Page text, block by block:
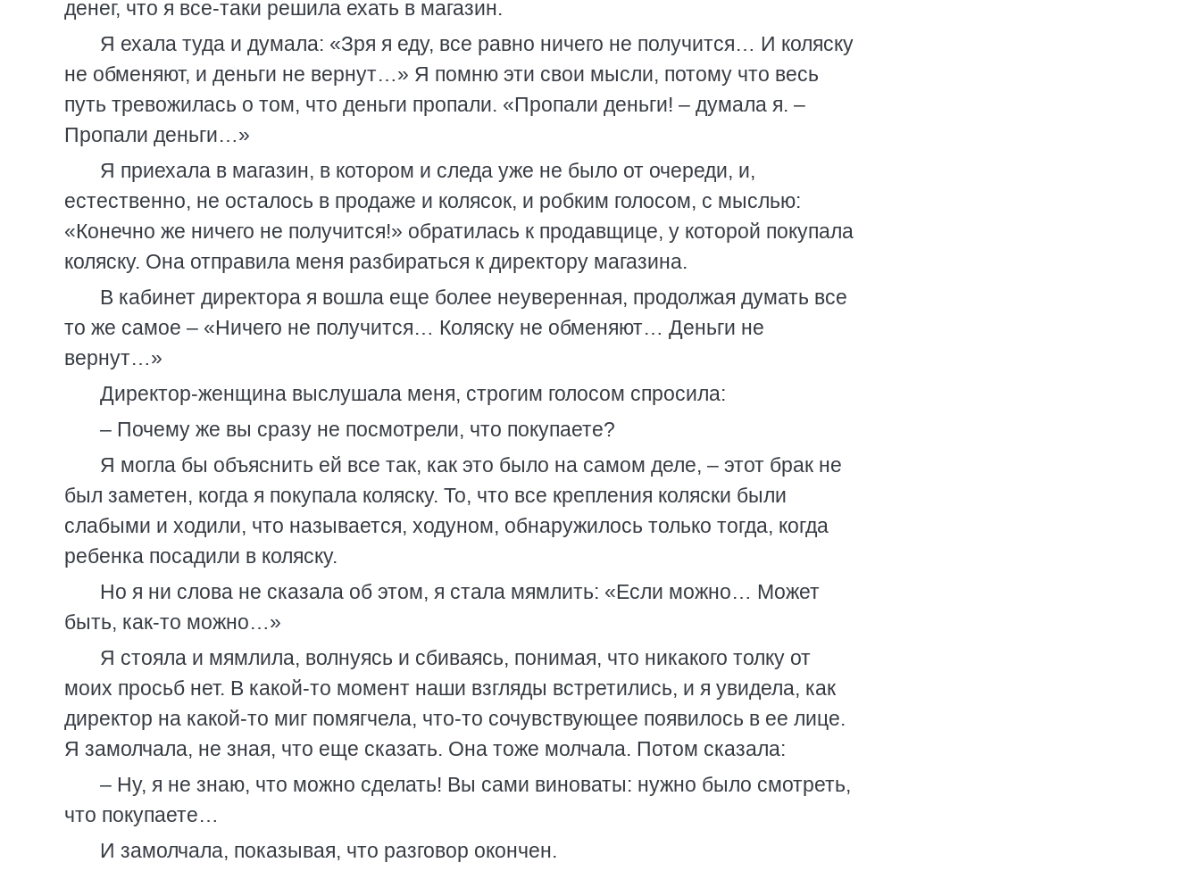
денег, что я все-таки решила ехать в магазин.
Я ехала туда и думала: «Зря я еду, все равно ничего не получится… И коляску
не обменяют, и деньги не вернут…» Я помню эти свои мысли, потому что весь
путь тревожилась о том, что деньги пропали. «Пропали деньги! – думала я. –
Пропали деньги…»
Я приехала в магазин, в котором и следа уже не было от очереди, и,
естественно, не осталось в продаже и колясок, и робким голосом, с мыслью:
«Конечно же ничего не получится!» обратилась к продавщице, у которой покупала
коляску. Она отправила меня разбираться к директору магазина.
В кабинет директора я вошла еще более неуверенная, продолжая думать все
то же самое – «Ничего не получится… Коляску не обменяют… Деньги не
вернут…»
Директор-женщина выслушала меня, строгим голосом спросила:
– Почему же вы сразу не посмотрели, что покупаете?
Я могла бы объяснить ей все так, как это было на самом деле, – этот брак не
был заметен, когда я покупала коляску. То, что все крепления коляски были
слабыми и ходили, что называется, ходуном, обнаружилось только тогда, когда
ребенка посадили в коляску.
Но я ни слова не сказала об этом, я стала мямлить: «Если можно… Может
быть, как-то можно…»
Я стояла и мямлила, волнуясь и сбиваясь, понимая, что никакого толку от
моих просьб нет. В какой-то момент наши взгляды встретились, и я увидела, как
директор на какой-то миг помягчела, что-то сочувствующее появилось в ее лице.
Я замолчала, не зная, что еще сказать. Она тоже молчала. Потом сказала:
– Ну, я не знаю, что можно сделать! Вы сами виноваты: нужно было смотреть,
что покупаете…
И замолчала, показывая, что разговор окончен.